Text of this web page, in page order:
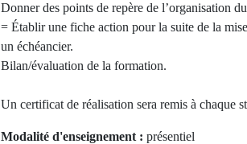
Donner des points de repère de l’organisation
= Établir une fiche action pour la suite de la
un échéancier.
Bilan/évaluation de la formation.
Un certificat de réalisation sera remis à chaque
Modalité d'enseignement : présentiel